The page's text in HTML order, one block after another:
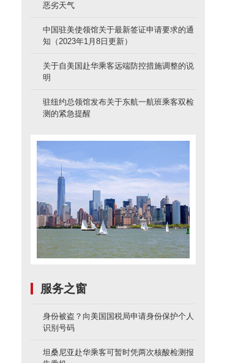
恶劣天气
中国驻美使领馆关于最新签证申请要求的通
知（2023年1月8日更新）
关于自美国赴华乘客远端防控措施调整的说
明
驻纽约总领馆发布关于东航一航班乘客双检
测的紧急提醒
服务之窗
身份被盗？向美国国税局申请身份保护个人
识别号码
坦桑尼亚赴华乘客可暂时凭两次核酸检测报